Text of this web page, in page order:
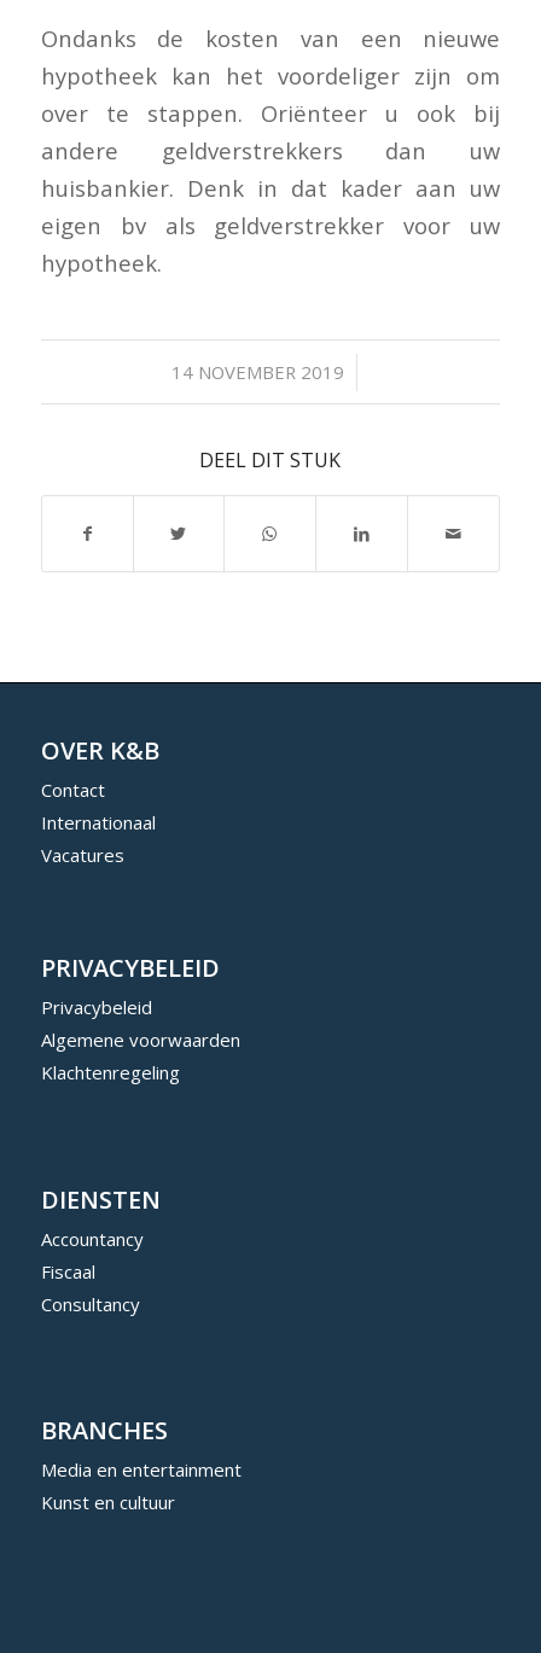
Ondanks de kosten van een nieuwe
hypotheek kan het voordeliger zijn om
over te stappen. Oriënteer u ook bij
andere geldverstrekkers dan uw
huisbankier. Denk in dat kader aan uw
eigen bv als geldverstrekker voor uw
hypotheek.
14 NOVEMBER 2019
/
DEEL DIT STUK
OVER K&B
Contact
Internationaal
Vacatures
PRIVACYBELEID
Privacybeleid
Algemene voorwaarden
Klachtenregeling
DIENSTEN
Accountancy
Fiscaal
Consultancy
BRANCHES
Media en entertainment
Kunst en cultuur